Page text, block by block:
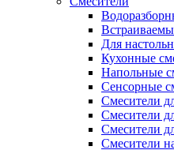
Для
Кухонные
Напольные
Сенсорные
Смесители
Смесители
Смесители
Смесители